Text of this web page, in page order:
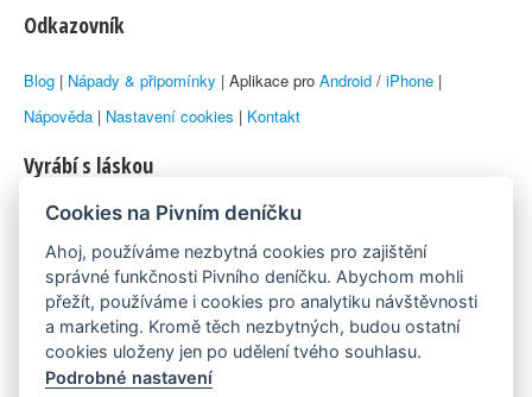
Odkazovník
Blog | Nápady & připomínky | Aplikace pro Android / iPhone |
Nápověda | Nastavení cookies | Kontakt
Vyrábí s láskou
© 2010–2026 byLukáš Zemanaka Emka
Máme rádi
Pivní.info
Poznámka pod čarou
Cookies na Pivním deníčku
Ahoj, používáme nezbytná cookies pro zajištění
správné funkčnosti Pivního deníčku. Abychom mohli
přežít, používáme i cookies pro analytiku návštěvnosti
a marketing. Kromě těch nezbytných, budou ostatní
cookies uloženy jen po udělení tvého souhlasu.
Podrobné nastavení